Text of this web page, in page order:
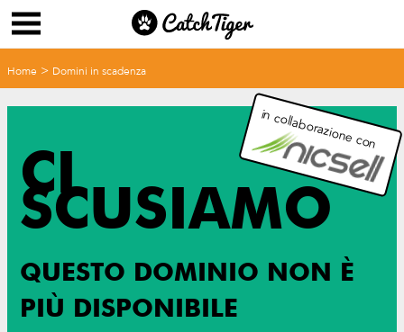
Home > Domini in scadenza
CI
SCUSIAMO
QUESTO DOMINIO NON È
PIÙ DISPONIBILE
in collaborazione con